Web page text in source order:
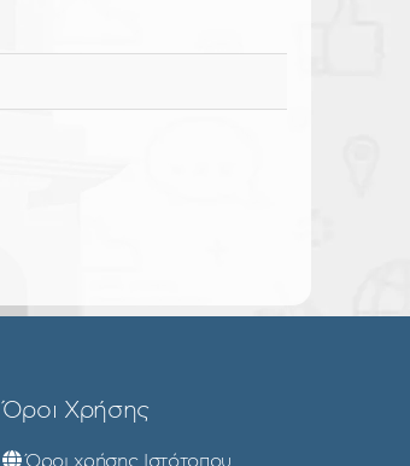
Όροι Χρήσης
Όροι χρήσης Ιστότοπου